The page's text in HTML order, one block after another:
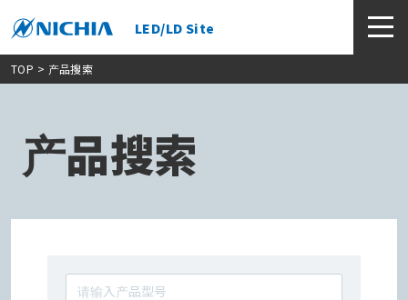
LED/LD Site
TOP > 产品搜索
产品搜索